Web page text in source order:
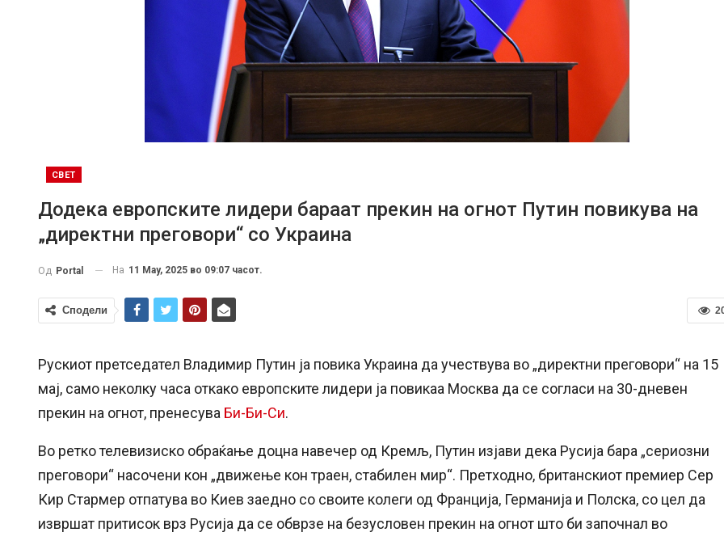
СВЕТ
Додека европските лидери бараат прекин на огнот Путин повикува на
„директни преговори“ со Украина
Од Portal На 11 May, 2025 во 09:07 часот.
Сподели
Рускиот претседател Владимир Путин ја повика Украина да учествува во „директни преговори“ на 15
мај, само неколку часа откако европските лидери ја повикаа Москва да се согласи на 30-дневен
прекин на огнот, пренесува Би-Би-Си.
Во ретко телевизиско обраќање доцна навечер од Кремљ, Путин изјави дека Русија бара „сериозни
преговори“ насочени кон „движење кон траен, стабилен мир“. Претходно, британскиот премиер Сер
Кир Стармер отпатува во Киев заедно со своите колеги од Франција, Германија и Полска, со цел да
извршат притисок врз Русија да се обврзе на безусловен прекин на огнот што би започнал во